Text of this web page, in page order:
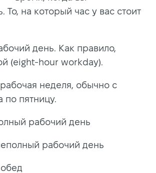
То, на который час у вас стоит
день. Как правило,
(eight-hour workday).
неделя, обычно с
по пятницу.
рабочий день
рабочий день